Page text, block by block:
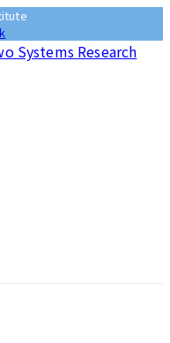
Systems Research